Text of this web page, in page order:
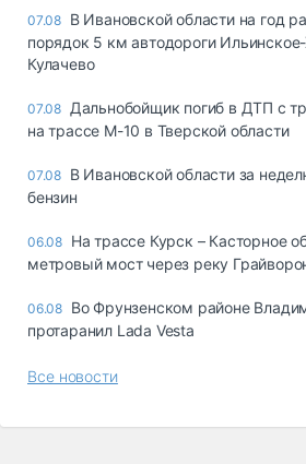
07.08 В Ивановской области на год
порядок 5 км автодороги
Кулачево
07.08 Дальнобойщик погиб в ДТП с
на трассе М-10 в Тверской области
07.08 В Ивановской области за
бензин
06.08 На трассе Курск – Касторное
метровый мост через реку
06.08 Во Фрунзенском районе
протаранил Lada Vesta
Все новости